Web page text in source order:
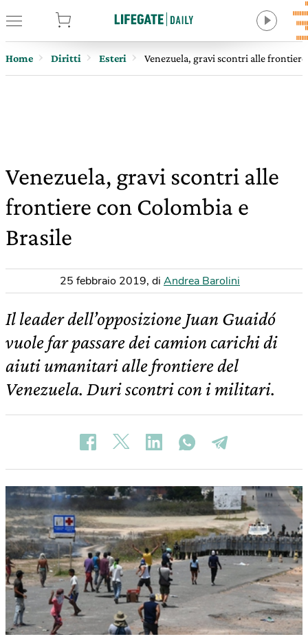
Home Diritti Esteri Venezuela, gravi scontri alle
Venezuela, gravi scontri alle
frontiere con Colombia e
Brasile
25 febbraio 2019, di Andrea Barolini
Il leader dell’opposizione Juan Guaidó
vuole far passare dei camion carichi di
aiuti umanitari alle frontiere del
Venezuela. Duri scontri con i militari.